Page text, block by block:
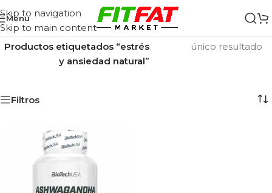
Skip to navigation
Skip to main content
Menu
Inicio/
Productos etiquetados “estrés
y ansiedad natural”
único resultado
Filtros